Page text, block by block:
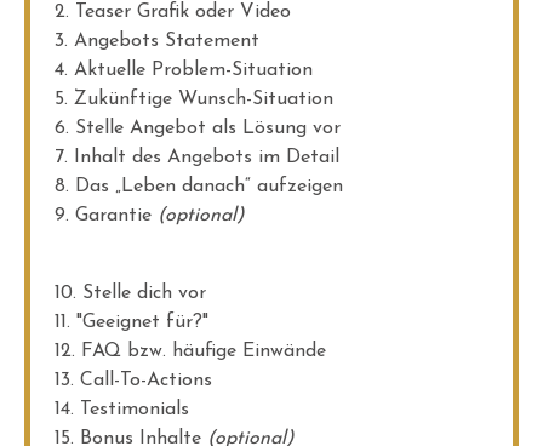
2. Teaser Grafik oder Video
3. Angebots Statement
4. Aktuelle Problem-Situation
5. Zukünftige Wunsch-Situation
6. Stelle Angebot als Lösung vor
7. Inhalt des Angebots im Detail
8. Das „Leben danach“ aufzeigen
9. Garantie (optional)
10. Stelle dich vor
11. "Geeignet für?"
12. FAQ bzw. häufige Einwände
13. Call-To-Actions
14. Testimonials
15. Bonus Inhalte (optional)